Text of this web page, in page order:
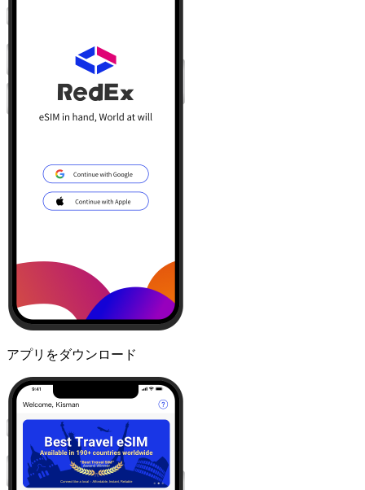
アプリをダウンロード